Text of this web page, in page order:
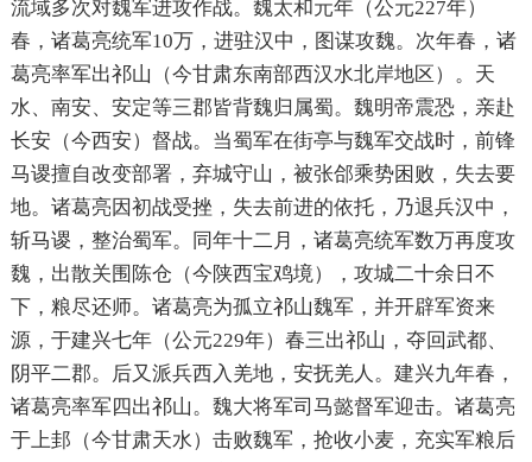
流域多次对魏军进攻作战。魏太和元年（公元227年）
春，诸葛亮统军10万，进驻汉中，图谋攻魏。次年春，诸
葛亮率军出祁山（今甘肃东南部西汉水北岸地区）。天
水、南安、安定等三郡皆背魏归属蜀。魏明帝震恐，亲赴
长安（今西安）督战。当蜀军在街亭与魏军交战时，前锋
马谡擅自改变部署，弃城守山，被张郃乘势困败，失去要
地。诸葛亮因初战受挫，失去前进的依托，乃退兵汉中，
斩马谡，整治蜀军。同年十二月，诸葛亮统军数万再度攻
魏，出散关围陈仓（今陕西宝鸡境），攻城二十余日不
下，粮尽还师。诸葛亮为孤立祁山魏军，并开辟军资来
源，于建兴七年（公元229年）春三出祁山，夺回武都、
阴平二郡。后又派兵西入羌地，安抚羌人。建兴九年春，
诸葛亮率军四出祁山。魏大将军司马懿督军迎击。诸葛亮
于上邽（今甘肃天水）击败魏军，抢收小麦，充实军粮后